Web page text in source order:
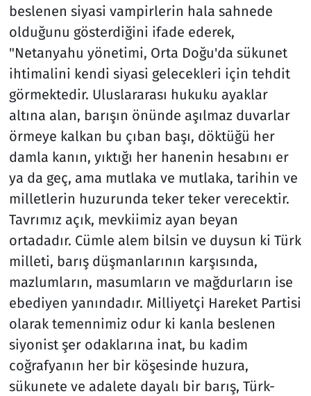
beslenen siyasi vampirlerin hala sahnede
olduğunu gösterdiğini ifade ederek,
"Netanyahu yönetimi, Orta Doğu'da sükunet
ihtimalini kendi siyasi gelecekleri için tehdit
görmektedir. Uluslararası hukuku ayaklar
altına alan, barışın önünde aşılmaz duvarlar
örmeye kalkan bu çıban başı, döktüğü her
damla kanın, yıktığı her hanenin hesabını er
ya da geç, ama mutlaka ve mutlaka, tarihin ve
milletlerin huzurunda teker teker verecektir.
Tavrımız açık, mevkiimiz ayan beyan
ortadadır. Cümle alem bilsin ve duysun ki Türk
milleti, barış düşmanlarının karşısında,
mazlumların, masumların ve mağdurların ise
ebediyen yanındadır. Milliyetçi Hareket Partisi
olarak temennimiz odur ki kanla beslenen
siyonist şer odaklarına inat, bu kadim
coğrafyanın her bir köşesinde huzura,
sükunete ve adalete dayalı bir barış, Türk-